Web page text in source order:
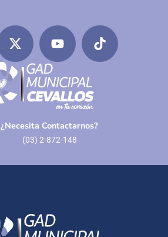
¿Necesita Contactarnos?
(03) 2-872-148